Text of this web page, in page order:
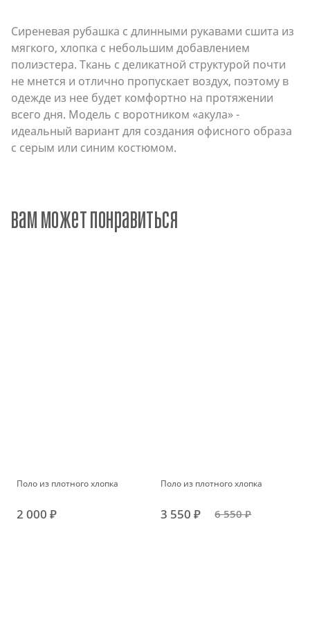
Сиреневая рубашка с длинными рукавами сшита из
мягкого, хлопка с небольшим добавлением
полиэстера. Ткань с деликатной структурой почти
не мнется и отлично пропускает воздух, поэтому в
одежде из нее будет комфортно на протяжении
всего дня. Модель с воротником «акула» -
идеальный вариант для создания офисного образа
с серым или синим костюмом.
вам может понравиться
Поло из плотного хлопка
2 000 ₽
Поло из плотного хлопка
3 550 ₽ 6 550 ₽